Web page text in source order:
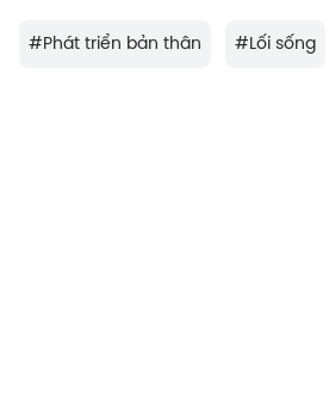
#Phát triển bản thân #Lối sống